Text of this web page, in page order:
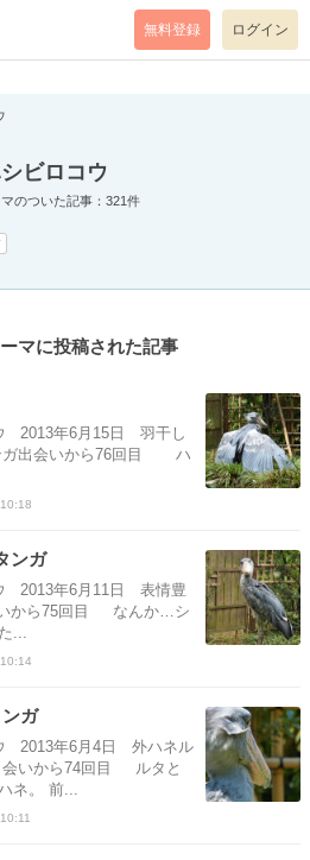
code=0 mode=return level=notice
無料登録 ログイン
ビロコウ
のついた記事：321件
マに投稿された記事
2013年6月15日 羽干し
ガ出会いから76回目 ハ
ンガ
2013年6月11日 表情豊
いから75回目 なんか…シ
...
ガ
2013年6月4日 外ハネル
会いから74回目 ルタと
ネ。 前...